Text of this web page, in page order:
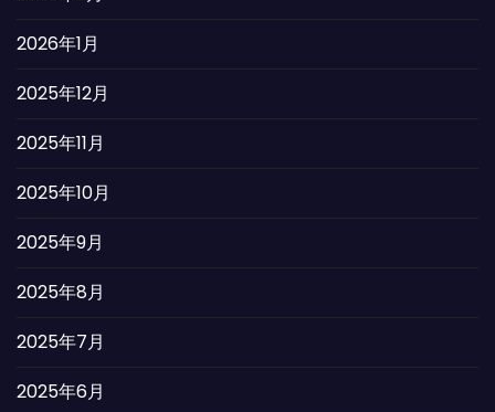
2026年1月
2025年12月
2025年11月
2025年10月
2025年9月
2025年8月
2025年7月
2025年6月